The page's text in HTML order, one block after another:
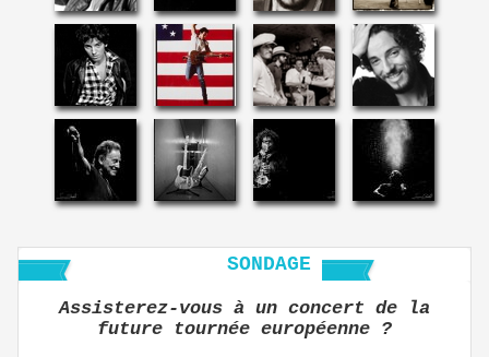
SONDAGE
Assisterez-vous à un concert de la
future tournée européenne ?